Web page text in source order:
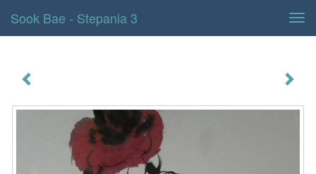
Sook Bae - Stepania 3